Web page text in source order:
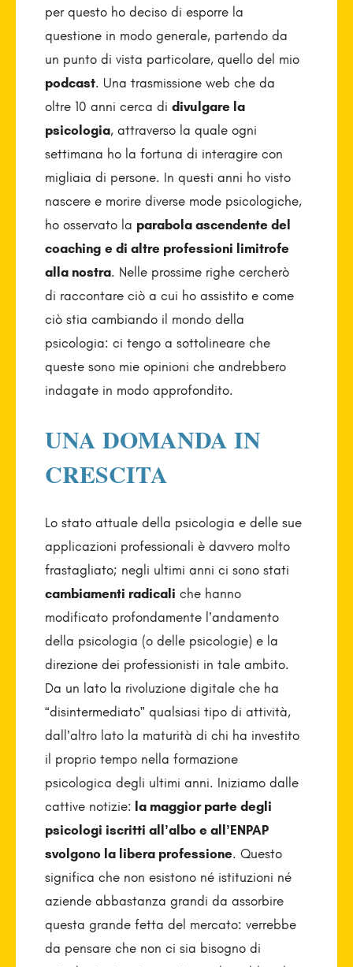
per questo ho deciso di esporre la
questione in modo generale, partendo da
un punto di vista particolare, quello del mio
podcast. Una trasmissione web che da
oltre 10 anni cerca di divulgare la
psicologia, attraverso la quale ogni
settimana ho la fortuna di interagire con
migliaia di persone. In questi anni ho visto
nascere e morire diverse mode psicologiche,
ho osservato la parabola ascendente del
coaching e di altre professioni limitrofe
alla nostra. Nelle prossime righe cercherò
di raccontare ciò a cui ho assistito e come
ciò stia cambiando il mondo della
psicologia: ci tengo a sottolineare che
queste sono mie opinioni che andrebbero
indagate in modo approfondito.
UNA DOMANDA IN
CRESCITA
Lo stato attuale della psicologia e delle sue
applicazioni professionali è davvero molto
frastagliato; negli ultimi anni ci sono stati
cambiamenti radicali che hanno
modificato profondamente l’andamento
della psicologia (o delle psicologie) e la
direzione dei professionisti in tale ambito.
Da un lato la rivoluzione digitale che ha
“disintermediato” qualsiasi tipo di attività,
dall’altro lato la maturità di chi ha investito
il proprio tempo nella formazione
psicologica degli ultimi anni. Iniziamo dalle
cattive notizie: la maggior parte degli
psicologi iscritti all’albo e all’ENPAP
svolgono la libera professione. Questo
significa che non esistono né istituzioni né
aziende abbastanza grandi da assorbire
questa grande fetta del mercato: verrebbe
da pensare che non ci sia bisogno di